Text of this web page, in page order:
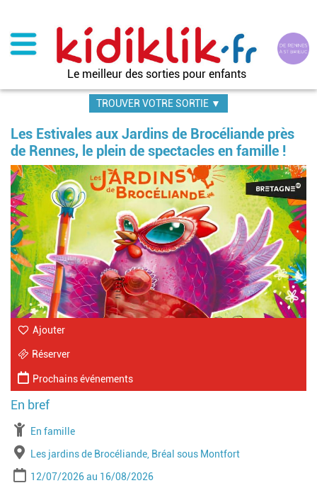
contenu
principal
Le meilleur des sorties pour enfants
TROUVER VOTRE SORTIE ▼
Les Estivales aux Jardins de Brocéliande près
de Rennes, le plein de spectacles en famille !
Ajouter
Réserver
Prochains événements
À partir de
En famille
Lieu
Les jardins de Brocéliande, Bréal sous Montfort
Période
Date de début
12/07/2026 Date de fin
16/08/2026